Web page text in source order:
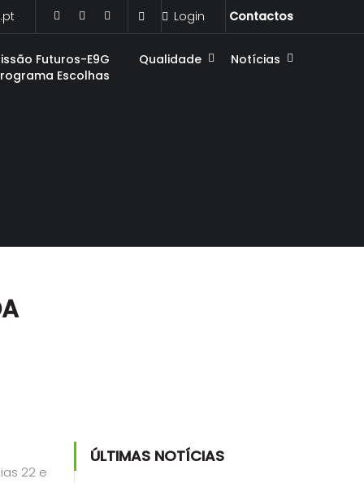
Login Contactos
Futuros-E9G
Escolhas
Qualidade Notícias
22 e
ÚLTIMAS NOTÍCIAS